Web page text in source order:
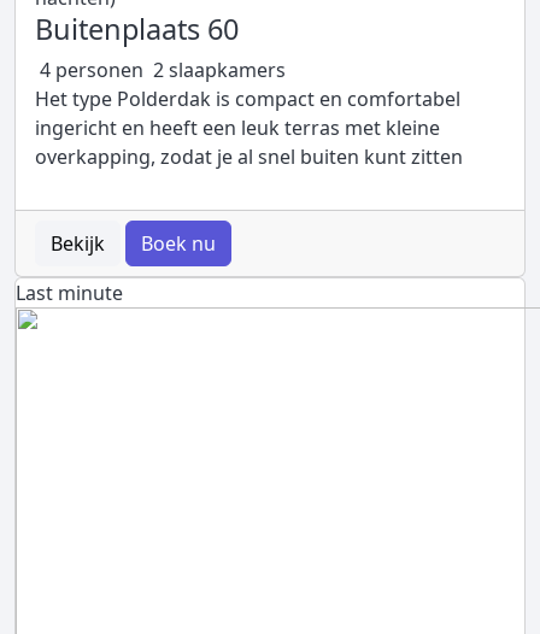
Buitenplaats 60
4 personen 2 slaapkamers
Het type Polderdak is compact en comfortabel
ingericht en heeft een leuk terras met kleine
overkapping, zodat je al snel buiten kunt zitten
Bekijk
Boek nu
Last minute